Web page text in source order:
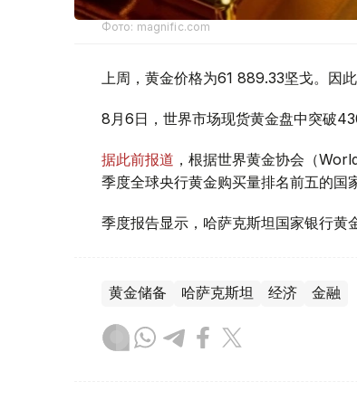
Фото: magnific.com
上周，黄金价格为61 889.33坚戈。因
8月6日，世界市场现货黄金盘中突破
据此前报道 ，根据世界黄金协会（
季度全球央行黄金购买量排名前五的国
季度报告显示，哈萨克斯坦国家银行黄
黄金储备 哈萨克斯坦 经济 金融